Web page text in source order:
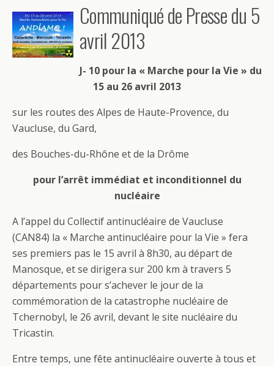
Communiqué de Presse du 5
avril 2013
J- 10 pour la « Marche pour la Vie » du
15 au 26 avril 2013
sur les routes des Alpes de Haute-Provence, du
Vaucluse, du Gard,
des Bouches-du-Rhône et de la Drôme
pour l’arrêt immédiat et inconditionnel du
nucléaire
A l’appel du Collectif antinucléaire de Vaucluse
(CAN84) la « Marche antinucléaire pour la Vie » fera
ses premiers pas le 15 avril à 8h30, au départ de
Manosque, et se dirigera sur 200 km à travers 5
départements pour s’achever le jour de la
commémoration de la catastrophe nucléaire de
Tchernobyl, le 26 avril, devant le site nucléaire du
Tricastin.
Entre temps, une fête antinucléaire ouverte à tous et